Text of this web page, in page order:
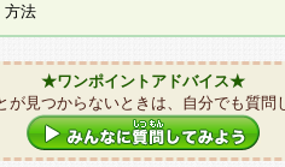
法
★ワンポイントアドバイス★
が見つからないときは、自分でも質問